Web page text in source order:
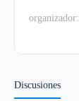
organizador:
Discusiones